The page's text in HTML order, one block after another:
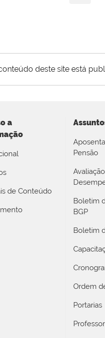
deste site está
a
de Conteúdo
Pensão
Boletim
BGP
Boletim
Ordem
Portarias